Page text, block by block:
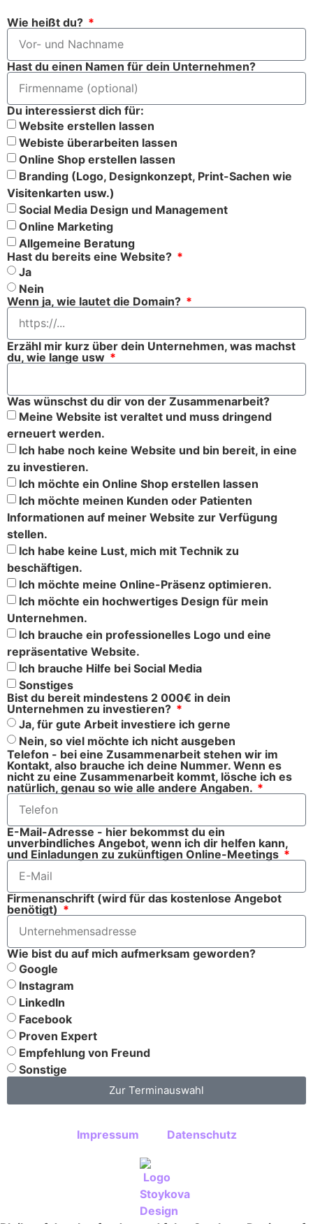
Wie heißt du?
Hast du einen Namen für dein Unternehmen?
Du interessierst dich für:
Website erstellen lassen
Webiste überarbeiten lassen
Online Shop erstellen lassen
Branding (Logo, Designkonzept, Print-Sachen wie
Visitenkarten usw.)
Social Media Design und Management
Online Marketing
Allgemeine Beratung
Hast du bereits eine Website?
Ja
Nein
Wenn ja, wie lautet die Domain?
Erzähl mir kurz über dein Unternehmen, was machst
du, wie lange usw
Was wünschst du dir von der Zusammenarbeit?
Meine Website ist veraltet und muss dringend
erneuert werden.
Ich habe noch keine Website und bin bereit, in eine
zu investieren.
Ich möchte ein Online Shop erstellen lassen
Ich möchte meinen Kunden oder Patienten
Informationen auf meiner Website zur Verfügung
stellen.
Ich habe keine Lust, mich mit Technik zu
beschäftigen.
Ich möchte meine Online-Präsenz optimieren.
Ich möchte ein hochwertiges Design für mein
Unternehmen.
Ich brauche ein professionelles Logo und eine
repräsentative Website.
Ich brauche Hilfe bei Social Media
Sonstiges
Bist du bereit mindestens 2 000€ in dein
Unternehmen zu investieren?
Ja, für gute Arbeit investiere ich gerne
Nein, so viel möchte ich nicht ausgeben
Telefon - bei eine Zusammenarbeit stehen wir im
Kontakt, also brauche ich deine Nummer. Wenn es
nicht zu eine Zusammenarbeit kommt, lösche ich es
natürlich, genau so wie alle andere Angaben.
E-Mail-Adresse - hier bekommst du ein
unverbindliches Angebot, wenn ich dir helfen kann,
und Einladungen zu zukünftigen Online-Meetings
Firmenanschrift (wird für das kostenlose Angebot
benötigt)
Wie bist du auf mich aufmerksam geworden?
Google
Instagram
LinkedIn
Facebook
Proven Expert
Empfehlung von Freund
Sonstige
Zur Terminauswahl
Impressum Datenschutz